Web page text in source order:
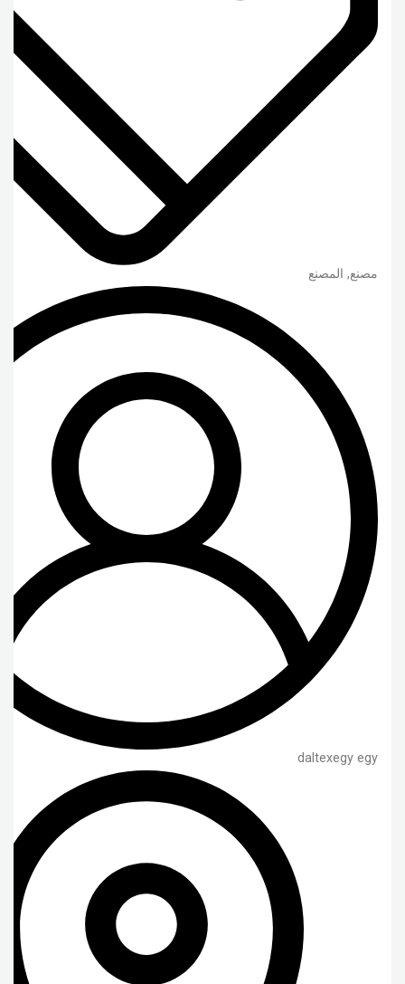
مصنع, المصنع
daltexegy egy